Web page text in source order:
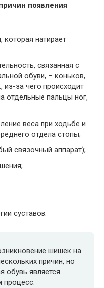
появления
натирает
связанная с
обуви, – коньков,
из-за чего происходит
отдельные пальцы ног,
веса при ходьбе и
отдела стопы;
связочный аппарат);
суставов.
шишек на
причин, но
обувь является
процесс.